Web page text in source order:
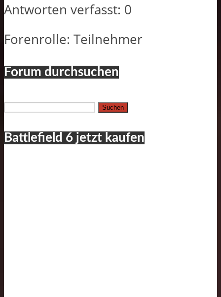
Antworten verfasst: 0
Forenrolle: Teilnehmer
Forum durchsuchen
Suchen
Battlefield 6 jetzt kaufen